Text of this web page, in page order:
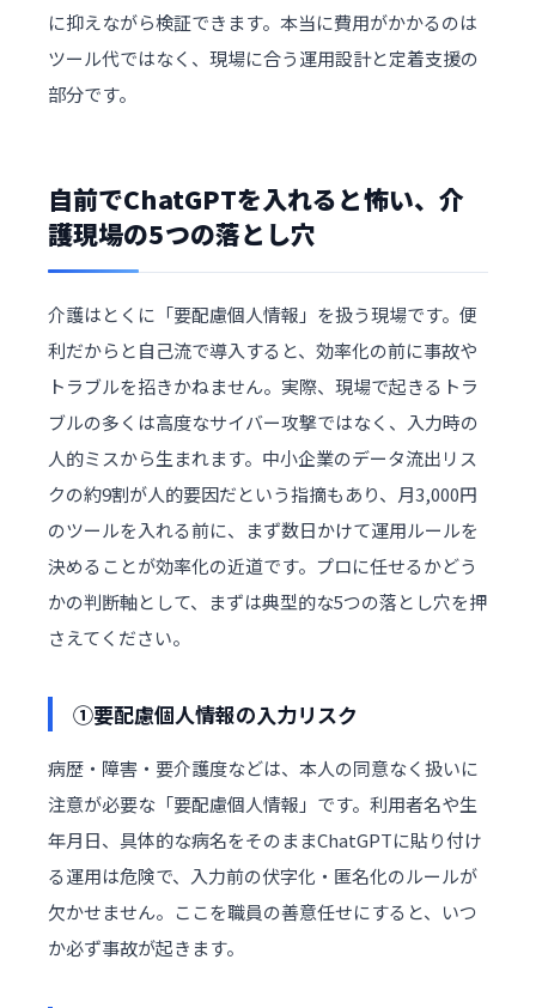
に抑えながら検証できます。本当に費用がかかるのは
ツール代ではなく、現場に合う運用設計と定着支援の
部分です。
自前でChatGPTを入れると怖い、介
護現場の5つの落とし穴
介護はとくに「要配慮個人情報」を扱う現場です。便
利だからと自己流で導入すると、効率化の前に事故や
トラブルを招きかねません。実際、現場で起きるトラ
ブルの多くは高度なサイバー攻撃ではなく、入力時の
人的ミスから生まれます。中小企業のデータ流出リス
クの約9割が人的要因だという指摘もあり、月3,000円
のツールを入れる前に、まず数日かけて運用ルールを
決めることが効率化の近道です。プロに任せるかどう
かの判断軸として、まずは典型的な5つの落とし穴を押
さえてください。
①要配慮個人情報の入力リスク
病歴・障害・要介護度などは、本人の同意なく扱いに
注意が必要な「要配慮個人情報」です。利用者名や生
年月日、具体的な病名をそのままChatGPTに貼り付け
る運用は危険で、入力前の伏字化・匿名化のルールが
欠かせません。ここを職員の善意任せにすると、いつ
か必ず事故が起きます。